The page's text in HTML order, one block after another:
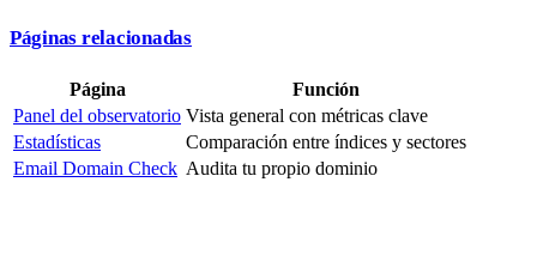
Páginas relacionadas
Página
Función
Panel del observatorio Vista general con métricas clave
Estadísticas
Comparación entre índices y sectores
Email Domain Check Audita tu propio dominio